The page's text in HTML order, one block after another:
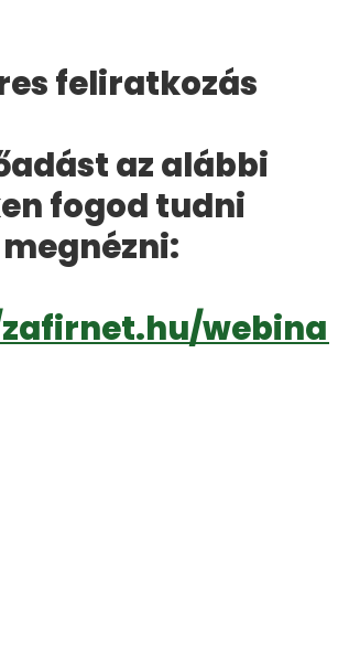
feliratkozás
az alábbi
fogod tudni
megnézni: